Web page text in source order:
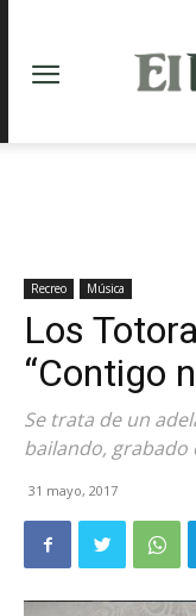
Recreo Música
Los
“Contigo
Se trata de un
bailando, grabado
31 mayo, 2017